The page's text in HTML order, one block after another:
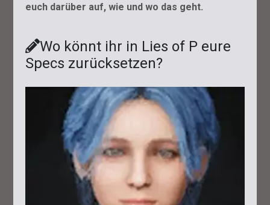
euch darüber auf, wie und wo das geht.
Wo könnt ihr in Lies of P eure
Specs zurücksetzen?